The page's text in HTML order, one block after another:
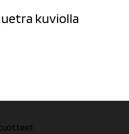
kuviolla